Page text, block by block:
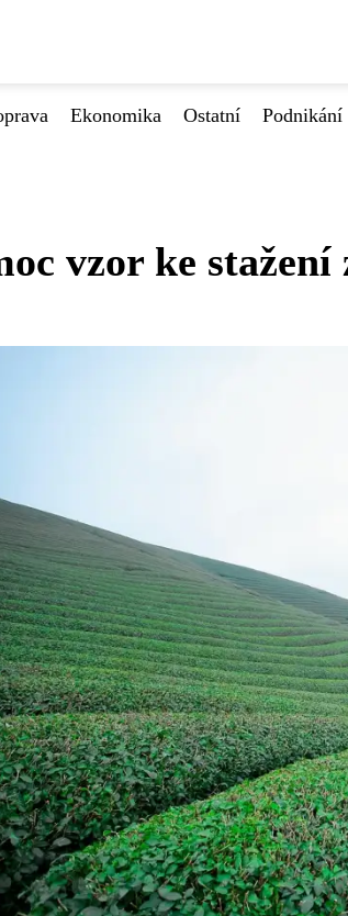
Ekonomika Ostatní Podnikání
vzor ke